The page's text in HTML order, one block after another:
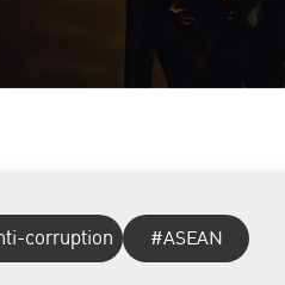
corruption
#ASEAN